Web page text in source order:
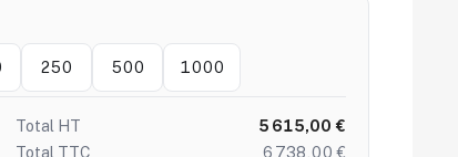
250 500 1000
Total HT
5 615,00 €
Total TTC
6 738,00 €